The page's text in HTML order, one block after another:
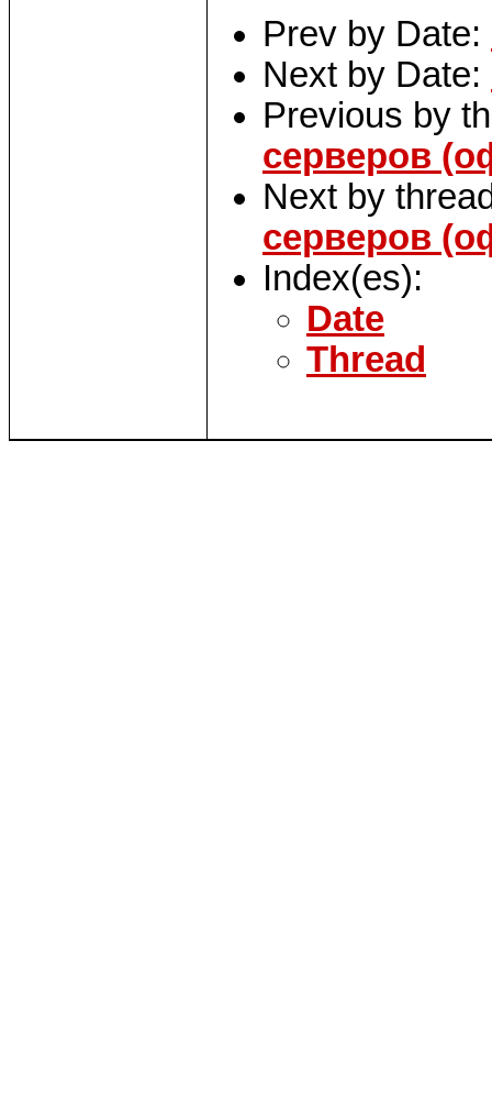
Prev by Date:
Next by Date:
Previous by
серверов
Next by
серверов
Index(es):
Date
Thread